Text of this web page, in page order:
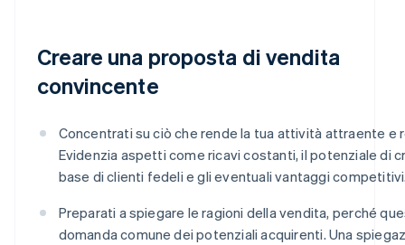
Creare una proposta di vendita
convincente
Concentrati su ciò che rende la tua attività attraente e
Evidenzia aspetti come ricavi costanti, il potenziale di
base di clienti fedeli e gli eventuali vantaggi
Preparati a spiegare le ragioni della vendita, perché
domanda comune dei potenziali acquirenti. Una